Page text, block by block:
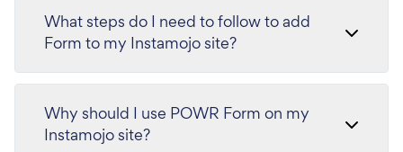
What steps do I need to follow to add
Form to my Instamojo site?
Why should I use POWR Form on my
Instamojo site?